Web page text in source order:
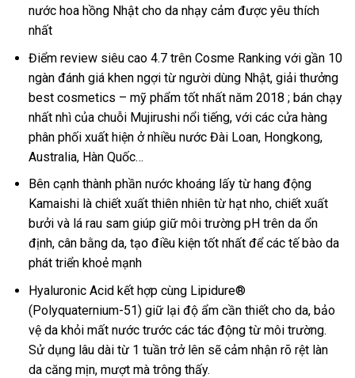
nước hoa hồng Nhật cho da nhạy cảm được yêu thích
nhất
Điểm review siêu cao 4.7 trên Cosme Ranking với gần 10
ngàn đánh giá khen ngợi từ người dùng Nhật, giải thưởng
best cosmetics – mỹ phẩm tốt nhất năm 2018 ; bán chạy
nhất nhì của chuỗi Mujirushi nổi tiếng, với các cửa hàng
phân phối xuất hiện ở nhiều nước Đài Loan, Hongkong,
Australia, Hàn Quốc…
Bên cạnh thành phần nước khoáng lấy từ hang động
Kamaishi là chiết xuất thiên nhiên từ hạt nho, chiết xuất
bưởi và lá rau sam giúp giữ môi trường pH trên da ổn
định, cân bằng da, tạo điều kiện tốt nhất để các tế bào da
phát triển khoẻ mạnh
Hyaluronic Acid kết hợp cùng Lipidure®
(Polyquaternium-51) giữ lại độ ẩm cần thiết cho da, bảo
vệ da khỏi mất nước trước các tác động từ môi trường.
Sử dụng lâu dài từ 1 tuần trở lên sẽ cảm nhận rõ rệt làn
da căng mịn, mượt mà trông thấy.